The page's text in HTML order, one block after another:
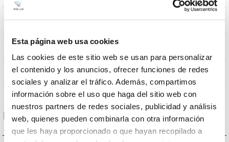
Esta página web usa cookies
Las cookies de este sitio web se usan para personalizar
el contenido y los anuncios, ofrecer funciones de redes
sociales y analizar el tráfico. Además, compartimos
información sobre el uso que haga del sitio web con
nuestros partners de redes sociales, publicidad y análisis
web, quienes pueden combinarla con otra información
que les haya proporcionado o que hayan recopilado a
Dimensiones 1265x82x87mm
Posición de montaje
Empalmable NO
Datos ópticos